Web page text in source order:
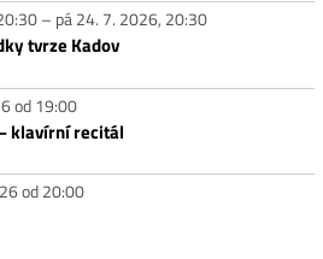
– pá 24. 7. 2026, 20:30
tvrze Kadov
od 19:00
klavírní recitál
od 20:00